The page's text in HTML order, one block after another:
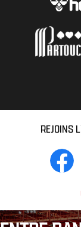
REJOINS